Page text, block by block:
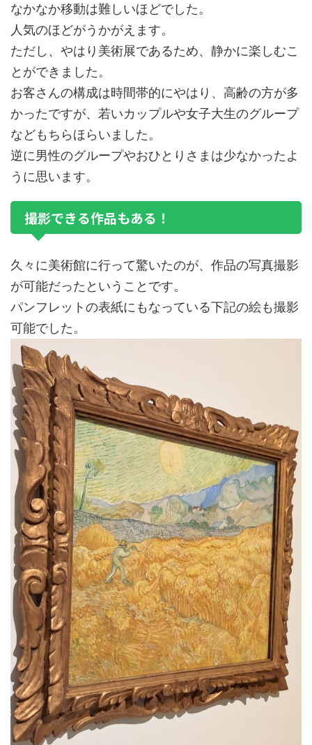
なかなか移動は難しいほどでした。
人気のほどがうかがえます。
ただし、やはり美術展であるため、静かに楽しむこ
とができました。
お客さんの構成は時間帯的にやはり、高齢の方が多
かったですが、若いカップルや女子大生のグループ
などもちらほらいました。
逆に男性のグループやおひとりさまは少なかったよ
うに思います。
撮影できる作品もある！
久々に美術館に行って驚いたのが、作品の写真撮影
が可能だったということです。
パンフレットの表紙にもなっている下記の絵も撮影
可能でした。